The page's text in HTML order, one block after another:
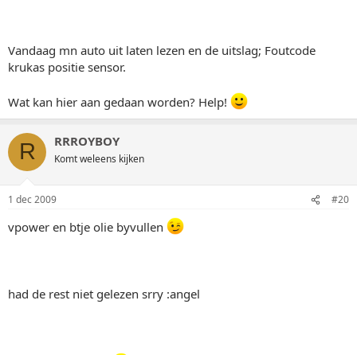
Vandaag mn auto uit laten lezen en de uitslag; Foutcode
krukas positie sensor.
Wat kan hier aan gedaan worden? Help!
R RRROYBOY
Komt weleens kijken
1 dec 2009 #20
vpower en btje olie byvullen
had de rest niet gelezen srry :angel